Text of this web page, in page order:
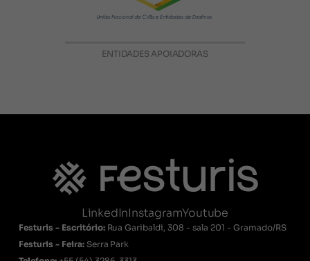
ENTIDADES APOIADORAS
LinkedInInstagramYoutube
Festuris - Escritório: Rua Garibaldi, 308 - sala 201 - Gramado/RS
Festuris - Feira: Serra Park